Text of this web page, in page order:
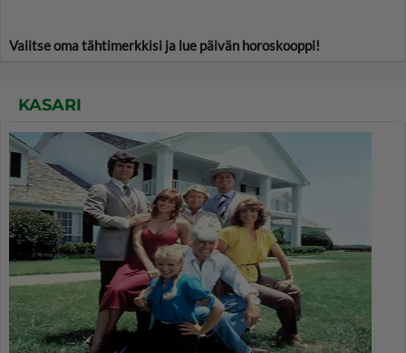
Valitse oma tähtimerkkisi ja lue päivän horoskooppi!
KASARI